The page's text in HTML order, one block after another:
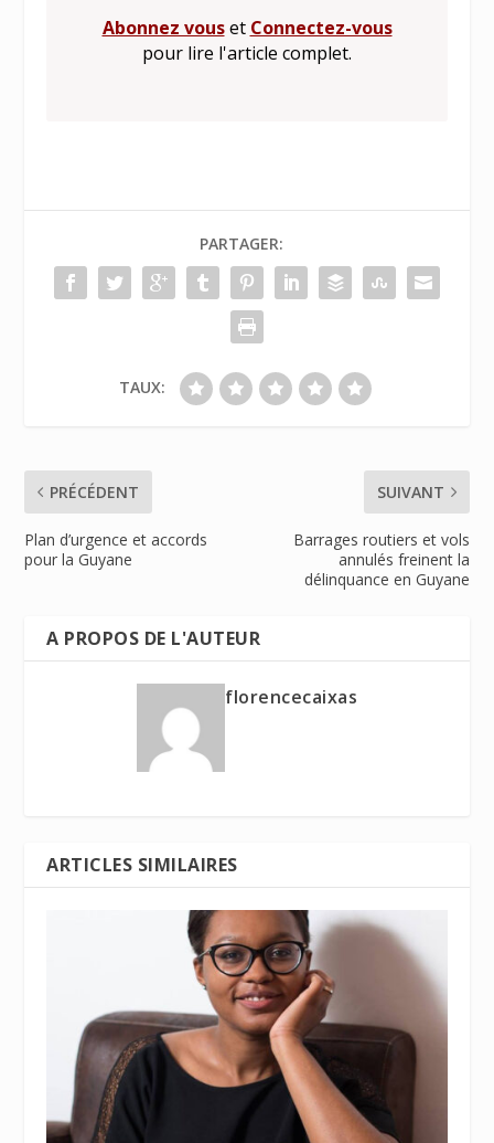
Abonnez vouset Connectez-vous
pour lire l'article complet.
PARTAGER:
TAUX:
PRÉCÉDENT
Plan d’urgence et accords
pour la Guyane
SUIVANT
Barrages routiers et vols
annulés freinent la
délinquance en Guyane
A PROPOS DE L'AUTEUR
florencecaixas
ARTICLES SIMILAIRES